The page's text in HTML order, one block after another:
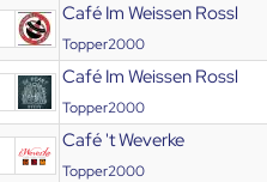
Café Im Weissen Rossl
Topper2000
Café Im Weissen Rossl
Topper2000
Café 't Weverke
Topper2000